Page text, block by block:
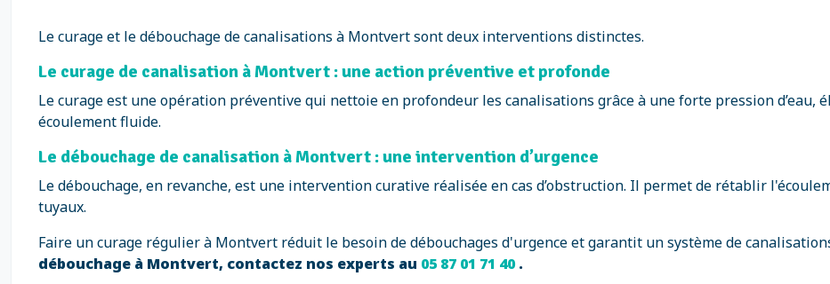
Le curage et le débouchage de canalisations à Montvert sont deux interventions distinctes.
Le curage de canalisation à Montvert : une action préventive et profonde
Le curage est une opération préventive qui nettoie en profondeur les canalisations grâce à une forte pression
écoulement fluide.
Le débouchage de canalisation à Montvert : une intervention d’urgence
Le débouchage, en revanche, est une intervention curative réalisée en cas d’obstruction. Il permet de rétablir
tuyaux.
Faire un curage régulier à Montvert réduit le besoin de débouchages d'urgence et garantit un système de
débouchage à Montvert, contactez nos experts au 05 87 01 71 40.